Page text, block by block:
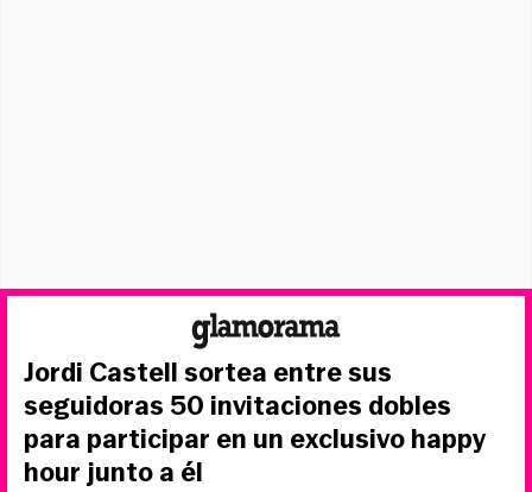
Jordi Castell sortea entre sus
seguidoras 50 invitaciones dobles
para participar en un exclusivo happy
hour junto a él